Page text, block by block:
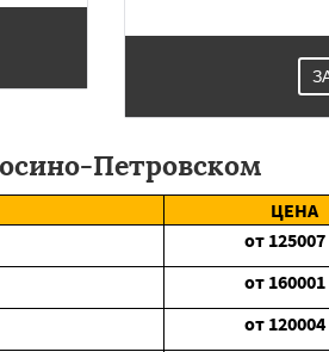
Петровском
ЦЕНА
от 125007
от 160001
от 120004